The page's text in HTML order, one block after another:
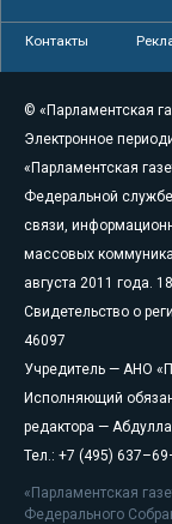
Контакты
© «Парламентская
Электронное
«Парламентская
Федеральной
связи,
массовых
августа 2011 года.
Свидетельство о
46097
Учредитель — АНО
Исполняющий
редактора —
Тел.: +7 (495)
«Парламентская
Федерального